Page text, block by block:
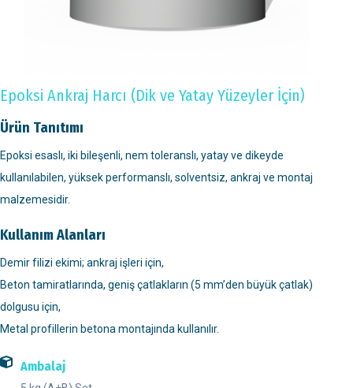
Epoksi Ankraj Harcı (Dik ve Yatay Yüzeyler İçin)
Ürün Tanıtımı
Epoksi esaslı, iki bileşenli, nem toleranslı, yatay ve dikeyde
kullanılabilen, yüksek performanslı, solventsiz, ankraj ve montaj
malzemesidir.
Kullanım Alanları
Demir filizi ekimi; ankraj işleri için,
Beton tamiratlarında, geniş çatlakların (5 mm’den büyük çatlak)
dolgusu için,
Metal profillerin betona montajında kullanılır.
Ambalaj